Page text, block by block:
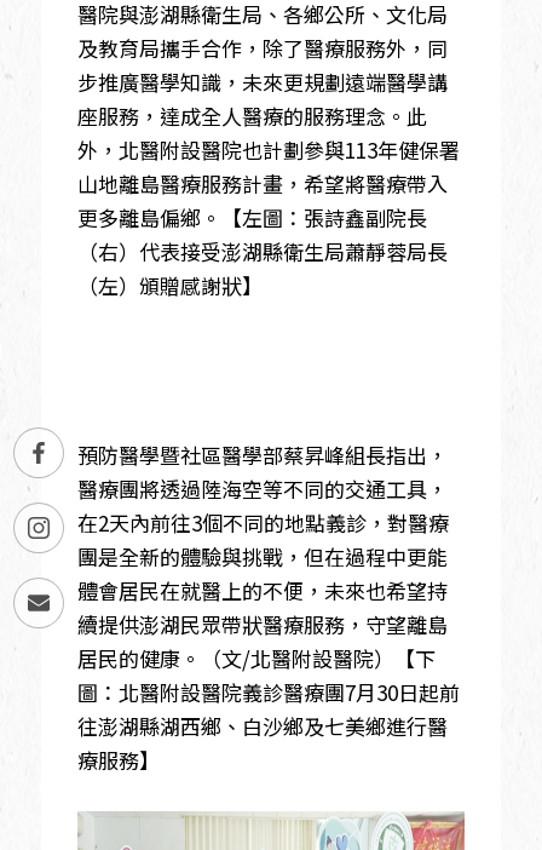
醫院與澎湖縣衛生局、各鄉公所、文化局
及教育局攜手合作，除了醫療服務外，同
步推廣醫學知識，未來更規劃遠端醫學講
座服務，達成全人醫療的服務理念。此
外，北醫附設醫院也計劃參與113年健保署
山地離島醫療服務計畫，希望將醫療帶入
更多離島偏鄉。【左圖：張詩鑫副院長
（右）代表接受澎湖縣衛生局蕭靜蓉局長
（左）頒贈感謝狀】
預防醫學暨社區醫學部蔡昇峰組長指出，
醫療團將透過陸海空等不同的交通工具，
在2天內前往3個不同的地點義診，對醫療
團是全新的體驗與挑戰，但在過程中更能
體會居民在就醫上的不便，未來也希望持
續提供澎湖民眾帶狀醫療服務，守望離島
居民的健康。（文/北醫附設醫院）【下
圖：北醫附設醫院義診醫療團7月30日起前
往澎湖縣湖西鄉、白沙鄉及七美鄉進行醫
療服務】